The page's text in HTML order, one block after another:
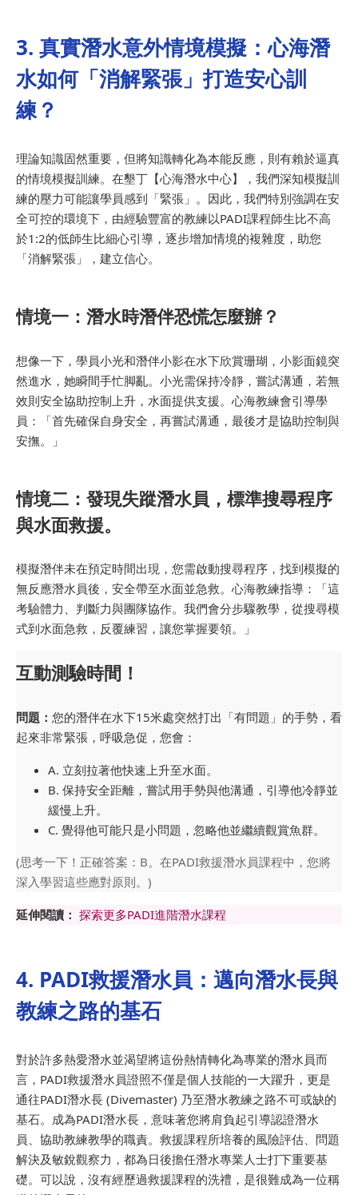
3. 真實潛水意外情境模擬：心海潛
水如何「消解緊張」打造安心訓
練？
理論知識固然重要，但將知識轉化為本能反應，則有賴於逼真
的情境模擬訓練。在墾丁【心海潛水中心】，我們深知模擬訓
練的壓力可能讓學員感到「緊張」。因此，我們特別強調在安
全可控的環境下，由經驗豐富的教練以PADI課程師生比不高
於1:2的低師生比細心引導，逐步增加情境的複雜度，助您
「消解緊張」，建立信心。
情境一：潛水時潛伴恐慌怎麼辦？
想像一下，學員小光和潛伴小影在水下欣賞珊瑚，小影面鏡突
然進水，她瞬間手忙脚亂。小光需保持冷靜，嘗試溝通，若無
效則安全協助控制上升，水面提供支援。心海教練會引導學
員：「首先確保自身安全，再嘗試溝通，最後才是協助控制與
安撫。」
情境二：發現失蹤潛水員，標準搜尋程序
與水面救援。
模擬潛伴未在預定時間出現，您需啟動搜尋程序，找到模擬的
無反應潛水員後，安全帶至水面並急救。心海教練指導：「這
考驗體力、判斷力與團隊協作。我們會分步驟教學，從搜尋模
式到水面急救，反覆練習，讓您掌握要領。」
互動測驗時間！
問題： 您的潛伴在水下15米處突然打出「有問題」的手勢，看
起來非常緊張，呼吸急促，您會：
A. 立刻拉著他快速上升至水面。
B. 保持安全距離，嘗試用手勢與他溝通，引導他冷靜並
緩慢上升。
C. 覺得他可能只是小問題，忽略他並繼續觀賞魚群。
(思考一下！正確答案：B。在PADI救援潛水員課程中，您將
深入學習這些應對原則。)
延伸閱讀： 探索更多PADI進階潛水課程
4. PADI救援潛水員：邁向潛水長與
教練之路的基石
對於許多熱愛潛水並渴望將這份熱情轉化為專業的潛水員而
言，PADI救援潛水員證照不僅是個人技能的一大躍升，更是
通往PADI潛水長 (Divemaster) 乃至潛水教練之路不可或缺的
基石。成為PADI潛水長，意味著您將肩負起引導認證潛水
員、協助教練教學的職責。救援課程所培養的風險評估、問題
解決及敏銳觀察力，都為日後擔任潛水專業人士打下重要基
礎。可以說，沒有經歷過救援課程的洗禮，是很難成為一位稱